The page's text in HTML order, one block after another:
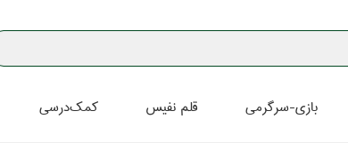
بازي-سرگرمي قلم نفيس كمك‌درسي